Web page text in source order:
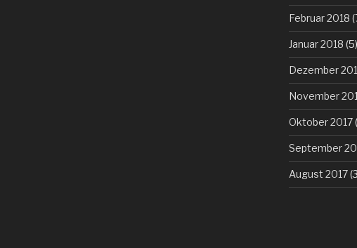
Februar 2018
Januar 2018 (5)
Dezember
November
Oktober 2017
September
August 2017